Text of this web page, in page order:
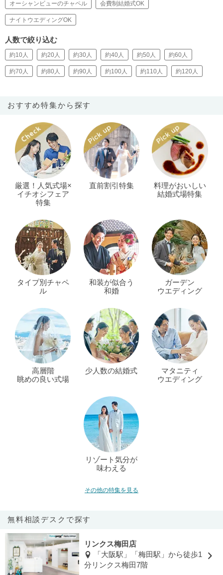
オーシャンビューのチャペル 会費制結婚式OK
ナイトウエディングOK
人数で絞り込む
約10人 約20人 約30人 約40人 約50人 約60人
約70人 約80人 約90人 約100人 約110人 約120人
おすすめ特集から探す
厳選！人気式場×
イチオシフェア
特集
直前割引特集
料理がおいしい
結婚式場特集
タイプ別チャペ
ル
和装が似合う
和婚
ガーデン
ウエディング
高層階
眺めの良い式場
少人数の結婚式
マタニティ
ウエディング
リゾート気分が
味わえる
その他の特集を見る
無料相談デスクで探す
リンクス梅田店
「大阪駅」「梅田駅」から徒歩1
分リンクス梅田7階